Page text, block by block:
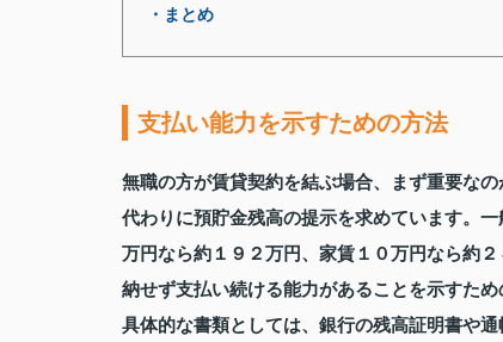
・まとめ
支払い能力を示すための方法
無職の方が賃貸契約を結ぶ場合、まず重要な
代わりに預貯金残高の提示を求めています。
万円なら約１９２万円、家賃１０万円なら約
納せず支払い続ける能力があることを示すため
具体的な書類としては、銀行の残高証明書や